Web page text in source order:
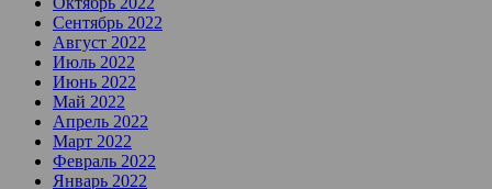
Сентябрь 2022
Август 2022
Июль 2022
Июнь 2022
Май 2022
Апрель 2022
Март 2022
Февраль 2022
Январь 2022